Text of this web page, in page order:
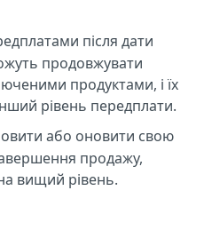
після дати
продовжувати
продуктами, і їх
рівень передплати.
або оновити свою
продажу,
вищий рівень.